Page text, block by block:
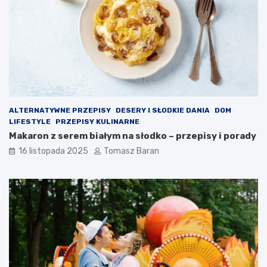
ALTERNATYWNE PRZEPISY DESERY I SŁODKIE DANIA
DOM
LIFESTYLE
PRZEPISY KULINARNE
Makaron z serem białym na słodko – przepisy i porady
16 listopada 2025 Tomasz Baran